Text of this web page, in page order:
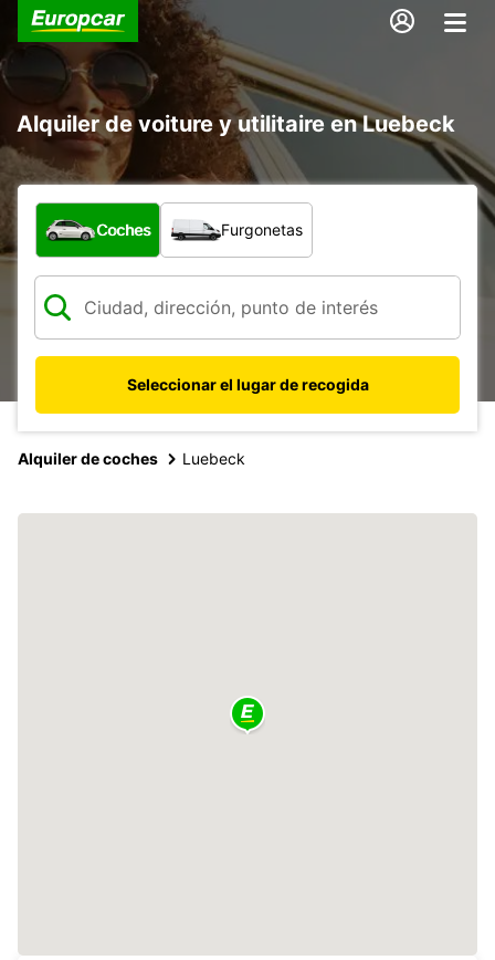
Alquiler de voiture y utilitaire en Luebeck
¿Qué tipo de vehículo?
Coches Furgonetas
Seleccionar el lugar de recogida
Alquiler de coches Luebeck